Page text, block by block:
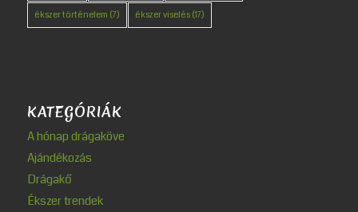
ékszer történelem (7) ékszer viselés(17)
KATEGÓRIÁK
A hónap drágaköve
Ajándékozás
Drágakő
Ékszer trendek